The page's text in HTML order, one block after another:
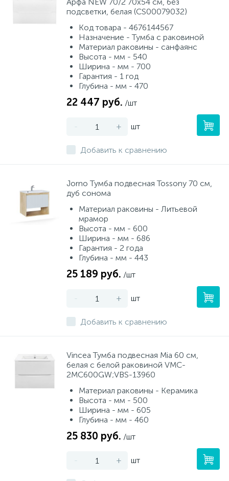
подсветки, белая (CS00079032)
Код товара - 4676144567
Назначение - Тумба с раковиной
Материал раковины - санфаянс
Высота - мм - 540
Ширина - мм - 700
Гарантия - 1 год
Глубина - мм - 470
22 447 руб. /шт
- + шт
Добавить к сравнению
Jorno Тумба подвесная Tossony 70 см,
дуб сонома
Материал раковины - Литьевой
мрамор
Высота - мм - 600
Ширина - мм - 686
Гарантия - 2 года
Глубина - мм - 443
25 189 руб. /шт
- + шт
Добавить к сравнению
Vincea Тумба подвесная Mia 60 см,
белая с белой раковиной VMC-
2MC600GW;VBS-13960
Материал раковины - Керамика
Высота - мм - 500
Ширина - мм - 605
Глубина - мм - 460
25 830 руб. /шт
- + шт